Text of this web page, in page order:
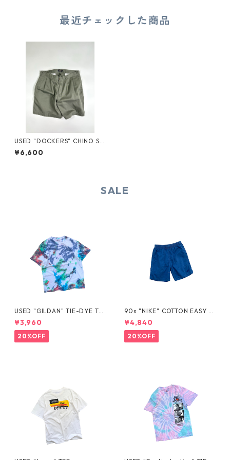
最近チェックした商品
USED "DOCKERS" CHINO SH
ORTS
¥6,600
SALE
USED "GILDAN" TIE-DYE TE
E
¥3,960
20%OFF
90s "NIKE" COTTON EASY S
HORTS
¥4,840
20%OFF